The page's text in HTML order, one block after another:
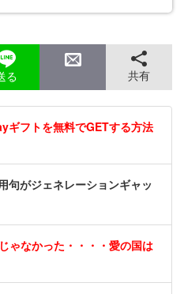
る 共有
ギフトを無料でGETする方法
用句がジェネレーションギャッ
ゃなかった・・・・愛の国は